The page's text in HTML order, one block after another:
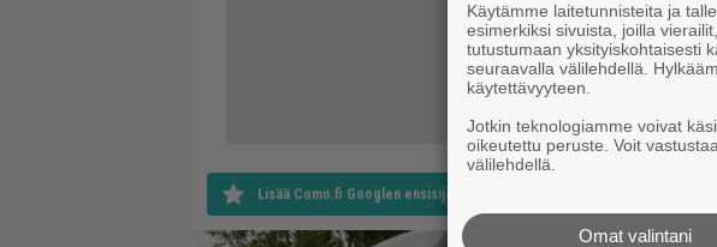
Lisää Como.fi Googlen ensisijaiseksi lähteeksi
Käytämme laitetunnisteita ja
esimerkiksi sivuista, joilla
tutustumaan yksityiskohtaisesti
seuraavalla välilehdellä.
käytettävyyteen.
Jotkin teknologiamme voivat
oikeutettu peruste. Voit
välilehdellä.
Omat valintani